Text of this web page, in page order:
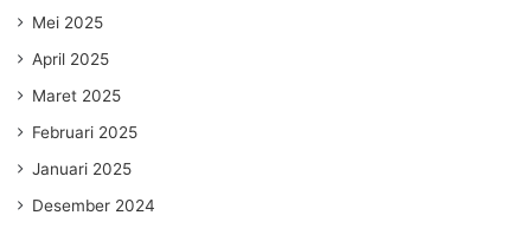
Mei 2025
April 2025
Maret 2025
Februari 2025
Januari 2025
Desember 2024